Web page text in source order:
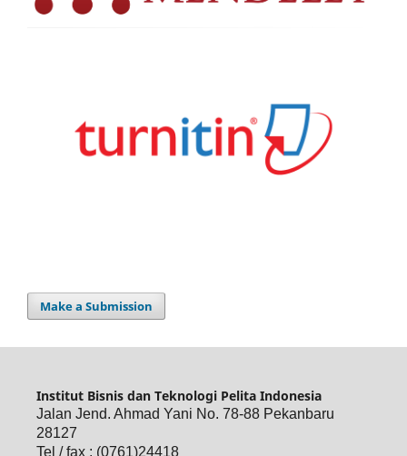
Make a Submission
Institut Bisnis dan Teknologi Pelita Indonesia
Jalan Jend. Ahmad Yani No. 78-88 Pekanbaru
28127
Tel / fax : (0761)24418